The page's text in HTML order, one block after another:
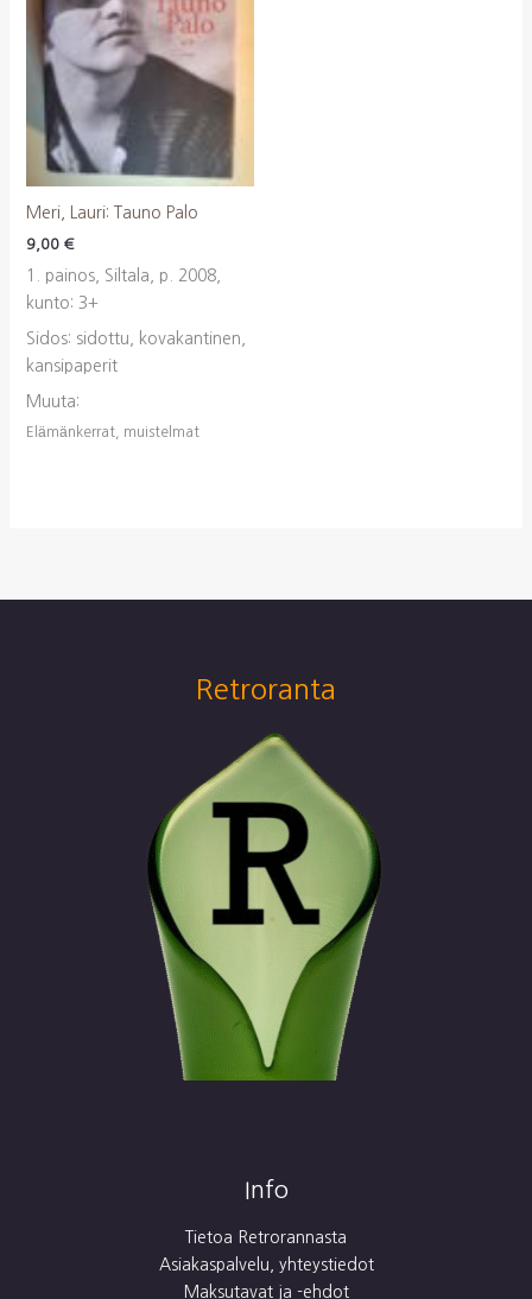
Meri, Lauri: Tauno Palo
9,00 €
1. painos, Siltala, p. 2008,
kunto: 3+
Sidos: sidottu, kovakantinen,
kansipaperit
Muuta:
Elämänkerrat, muistelmat
Retroranta
Info
Tietoa Retrorannasta
Asiakaspalvelu, yhteystiedot
Maksutavat ja -ehdot